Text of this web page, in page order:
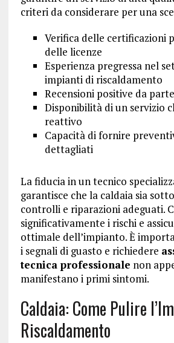
criteri da considerare per una
Verifica delle certificazioni
delle licenze
Esperienza pregressa nel
impianti di riscaldamento
Recensioni positive da
Disponibilità di un servizio
reattivo
Capacità di fornire
dettagliati
La fiducia in un tecnico
garantisce che la caldaia sia
controlli e riparazioni adeguati.
significativamente i rischi e
ottimale dell’impianto. È
i segnali di guasto e richiedere
tecnica professionale non
manifestano i primi sintomi.
Caldaia: Come Pulire
Riscaldamento